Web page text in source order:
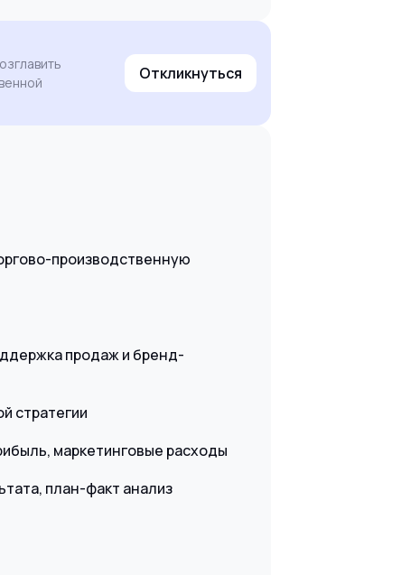
Откликнуться
производственную
продаж и бренд-
стратегии
маркетинговые расходы
план-факт анализ